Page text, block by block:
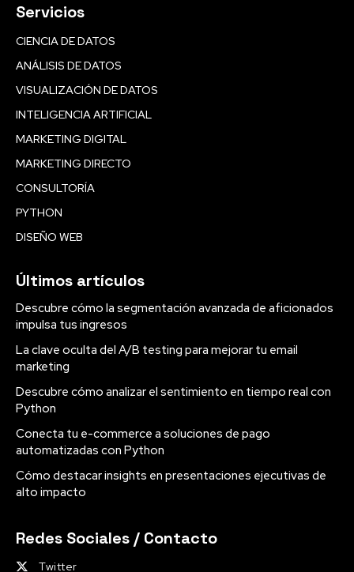
Servicios
CIENCIA DE DATOS
ANÁLISIS DE DATOS
VISUALIZACIÓN DE DATOS
INTELIGENCIA ARTIFICIAL
MARKETING DIGITAL
MARKETING DIRECTO
CONSULTORÍA
PYTHON
DISEÑO WEB
Últimos artículos
Descubre cómo la segmentación avanzada de aficionados
impulsa tus ingresos
La clave oculta del A/B testing para mejorar tu email
marketing
Descubre cómo analizar el sentimiento en tiempo real con
Python
Conecta tu e-commerce a soluciones de pago
automatizadas con Python
Cómo destacar insights en presentaciones ejecutivas de
alto impacto
Redes Sociales / Contacto
Twitter